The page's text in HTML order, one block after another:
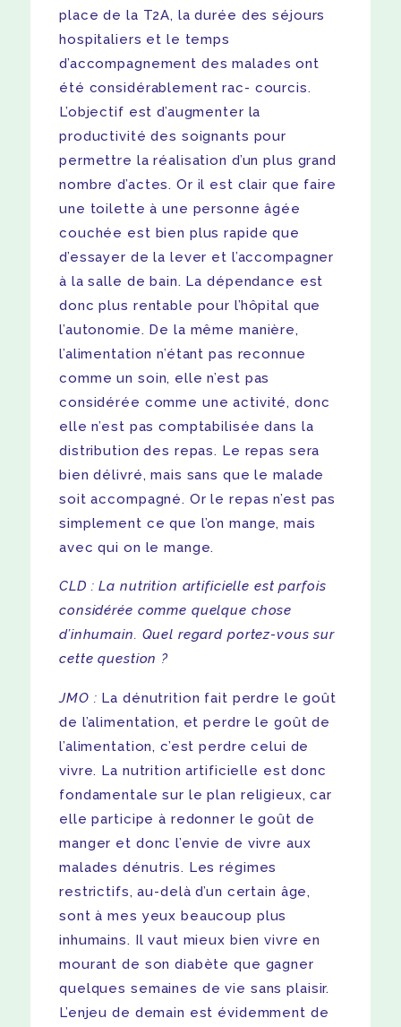
place de la T2A, la durée des séjours
hospitaliers et le temps
d’accompagnement des malades ont
été considérablement rac- courcis.
L’objectif est d’augmenter la
productivité des soignants pour
permettre la réalisation d’un plus grand
nombre d’actes. Or il est clair que faire
une toilette à une personne âgée
couchée est bien plus rapide que
d’essayer de la lever et l’accompagner
à la salle de bain. La dépendance est
donc plus rentable pour l’hôpital que
l’autonomie. De la même manière,
l’alimentation n’étant pas reconnue
comme un soin, elle n’est pas
considérée comme une activité, donc
elle n’est pas comptabilisée dans la
distribution des repas. Le repas sera
bien délivré, mais sans que le malade
soit accompagné. Or le repas n’est pas
simplement ce que l’on mange, mais
avec qui on le mange.
CLD : La nutrition artificielle est parfois
considérée comme quelque chose
d’inhumain. Quel regard portez-vous sur
cette question ?
JMO : La dénutrition fait perdre le goût
de l’alimentation, et perdre le goût de
l’alimentation, c’est perdre celui de
vivre. La nutrition artificielle est donc
fondamentale sur le plan religieux, car
elle participe à redonner le goût de
manger et donc l’envie de vivre aux
malades dénutris. Les régimes
restrictifs, au-delà d’un certain âge,
sont à mes yeux beaucoup plus
inhumains. Il vaut mieux bien vivre en
mourant de son diabète que gagner
quelques semaines de vie sans plaisir.
L’enjeu de demain est évidemment de